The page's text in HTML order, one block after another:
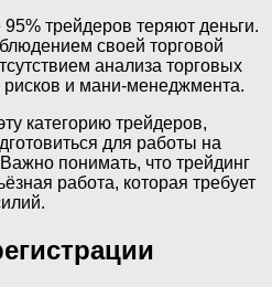
95% трейдеров теряют деньги.
своей торговой
анализа торговых
и мани-менеджмента.
категорию трейдеров,
для работы на
понимать, что трейдинг
работа, которая требует